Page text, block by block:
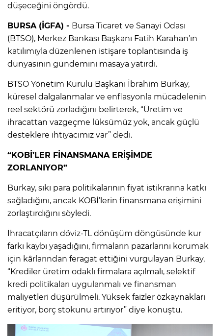
düşeceğini öngördü.
BURSA (İGFA) - Bursa Ticaret ve Sanayi Odası
(BTSO), Merkez Bankası Başkanı Fatih Karahan’ın
katılımıyla düzenlenen istişare toplantısında iş
dünyasının gündemini masaya yatırdı.
BTSO Yönetim Kurulu Başkanı İbrahim Burkay,
küresel dalgalanmalar ve enflasyonla mücadelenin
reel sektörü zorladığını belirterek, “Üretim ve
ihracattan vazgeçme lüksümüz yok, ancak güçlü
desteklere ihtiyacımız var” dedi.
“KOBİ’LER FİNANSMANA ERİŞİMDE
ZORLANIYOR”
Burkay, sıkı para politikalarının fiyat istikrarına katkı
sağladığını, ancak KOBİ’lerin finansmana erişimini
zorlaştırdığını söyledi.
İhracatçıların döviz-TL dönüşüm döngüsünde kur
farkı kaybı yaşadığını, firmaların pazarlarını korumak
için kârlarından feragat ettiğini vurgulayan Burkay,
“Krediler üretim odaklı firmalara açılmalı, selektif
kredi politikaları uygulanmalı ve finansman
maliyetleri düşürülmeli. Yüksek faizler özkaynakları
eritiyor, borç stokunu artırıyor” diye konuştu.